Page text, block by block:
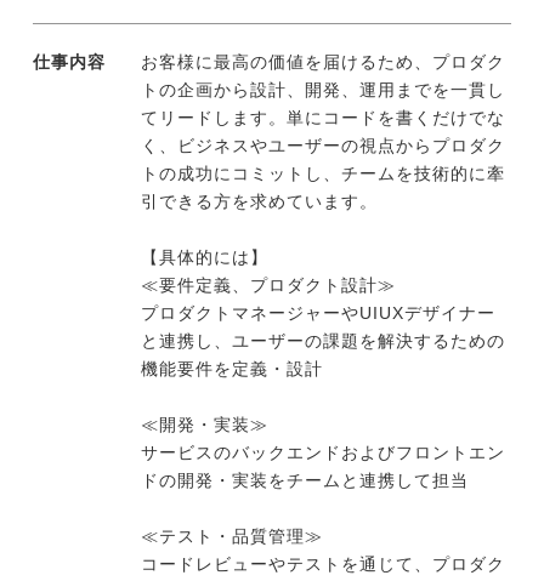
メディア紹介実績
今すぐ転職をお考えの方
中長期で転職をお考えの方
仕事内容
お客様に最高の価値を届けるため、プロダク
トの企画から設計、開発、運用までを一貫し
てリードします。単にコードを書くだけでな
く、ビジネスやユーザーの視点からプロダク
トの成功にコミットし、チームを技術的に牽
引できる方を求めています。
【具体的には】
≪要件定義、プロダクト設計≫
プロダクトマネージャーやUIUXデザイナー
と連携し、ユーザーの課題を解決するための
機能要件を定義・設計
≪開発・実装≫
サービスのバックエンドおよびフロントエン
ドの開発・実装をチームと連携して担当
≪テスト・品質管理≫
コードレビューやテストを通じて、プロダク